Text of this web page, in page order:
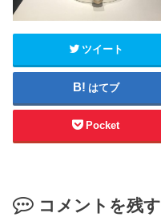
ツイート
はてブ
Pocket
コメントを残す